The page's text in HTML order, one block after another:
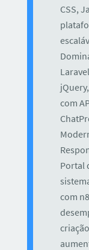
CSS,
com
Portal
com